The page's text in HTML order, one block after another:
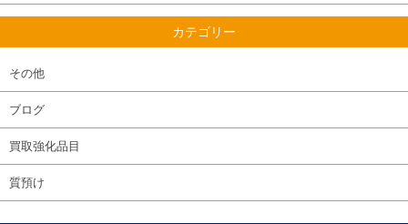
カテゴリー
その他
ブログ
買取強化品目
質預け